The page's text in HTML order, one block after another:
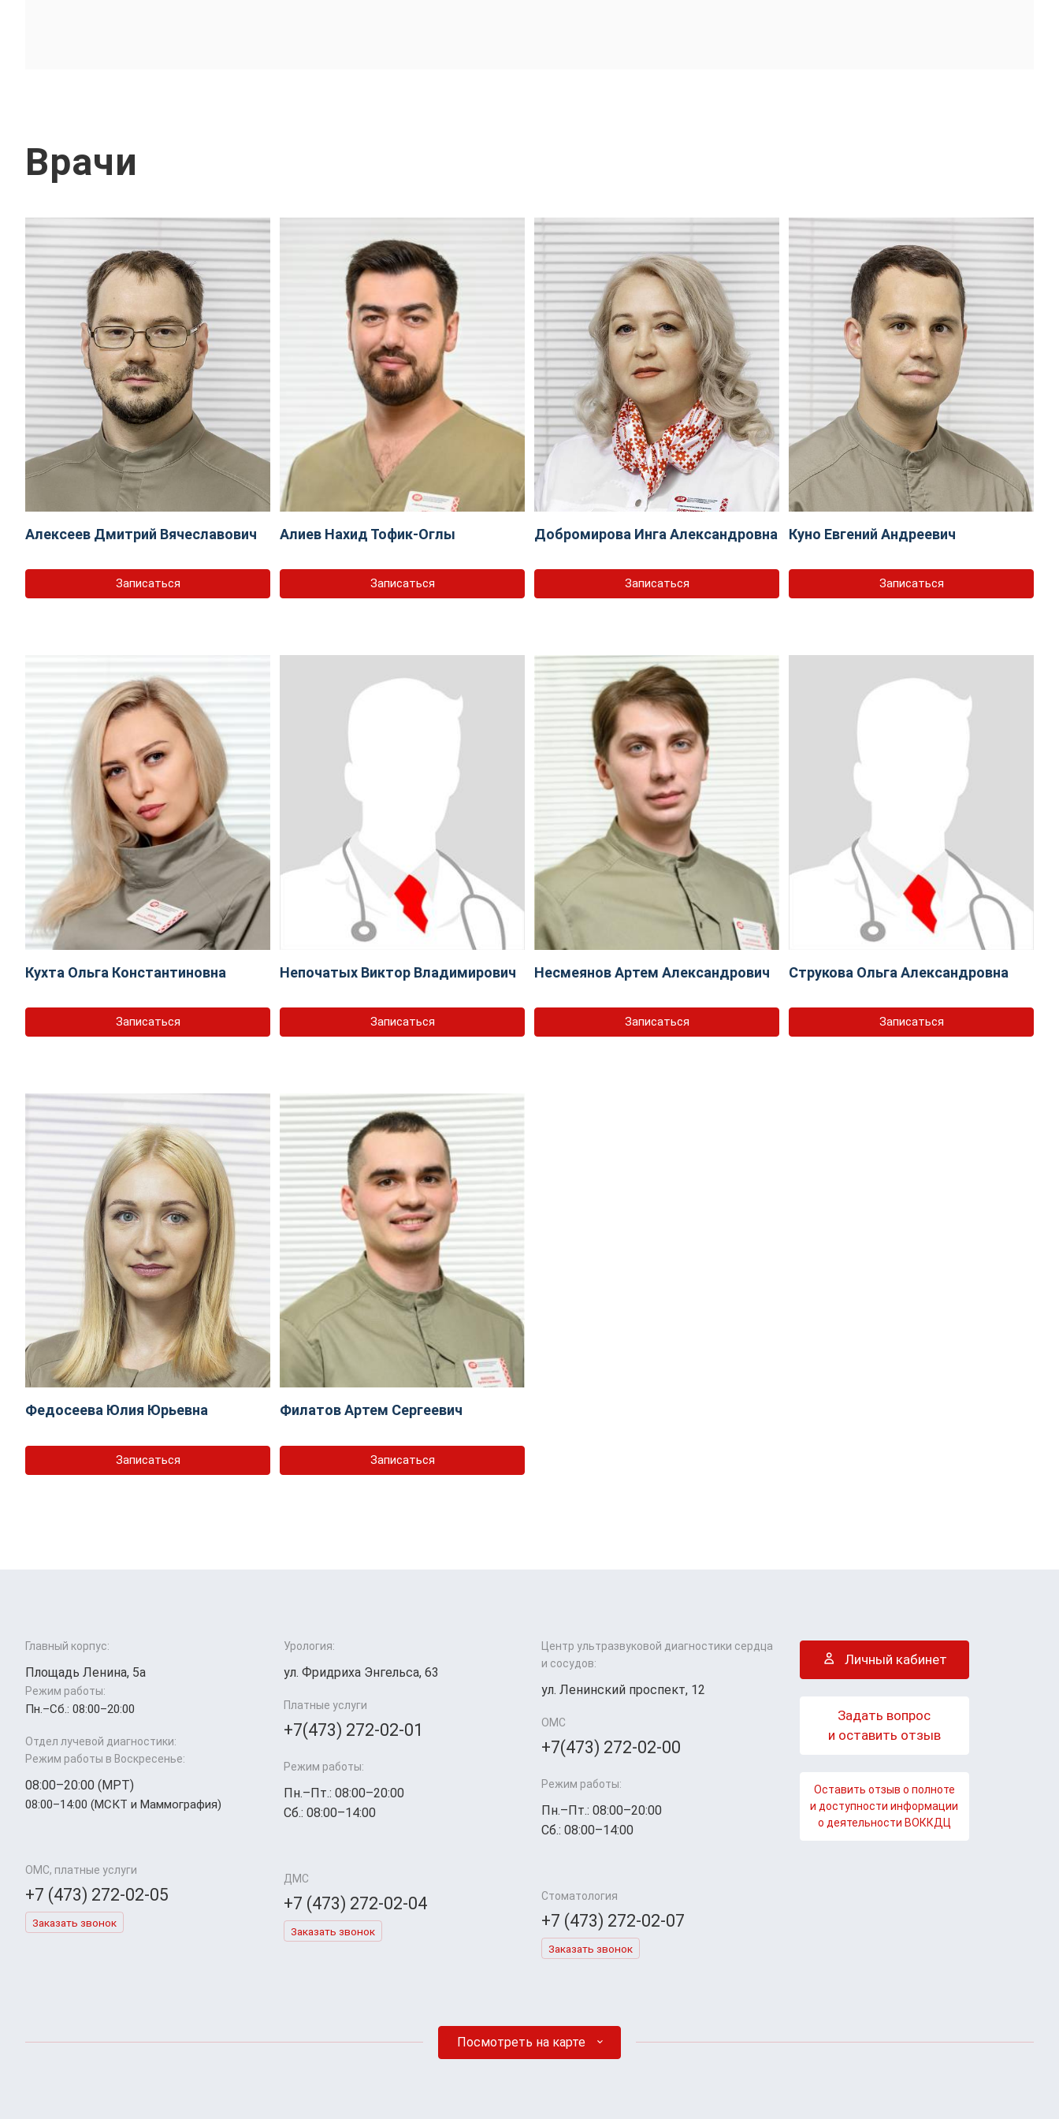
Врачи
Алексеев Дмитрий Вячеславович
Записаться
Алиев Нахид Тофик-Оглы
Записаться
Добромирова Инга Александровна
Записаться
Куно Евгений Андреевич
Записаться
Кухта Ольга Константиновна
Записаться
Непочатых Виктор Владимирович
Записаться
Несмеянов Артем Александрович
Записаться
Струкова Ольга Александровна
Записаться
Федосеева Юлия Юрьевна
Записаться
Филатов Артем Сергеевич
Записаться
Главный корпус:
Площадь Ленина, 5а
Режим работы:
Пн.–Cб.: 08:00–20:00
Отдел лучевой диагностики:
Режим работы в Воскресенье:
08:00–20:00 (МРТ)
08:00–14:00 (МСКТ и Маммография)
ОМС, платные услуги
+7 (473) 272-02-05
Заказать звонок
Урология:
ул. Фридриха Энгельса, 63
Платные услуги
+7(473) 272-02-01
Режим работы:
Пн.–Пт.: 08:00–20:00
Сб.: 08:00–14:00
ДМС
+7 (473) 272-02-04
Заказать звонок
Центр ультразвуковой диагностики сердца
и сосудов:
ул. Ленинский проспект, 12
ОМС
+7(473) 272-02-00
Режим работы:
Пн.–Пт.: 08:00–20:00
Сб.: 08:00–14:00
Стоматология
+7 (473) 272-02-07
Заказать звонок
Личный кабинет
Задать вопрос
и оставить отзыв
Оставить отзыв о полноте
и доступности информации
о деятельности ВОККДЦ
Посмотреть на карте